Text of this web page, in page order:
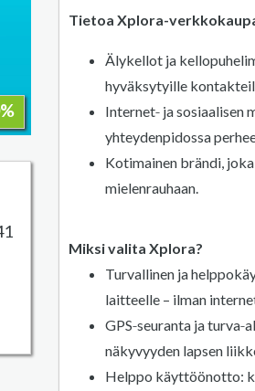
Tietoa Xplora-
Älykellot ja
hyväksytyille
Internet‑ ja sosiaalisen
yhteydenpidossa
Kotimainen brändi,
mielenrauhaan.
Miksi valita Xplora?
Turvallinen ja
laitteelle – ilman
GPS‑seuranta ja
näkyvyyden lapsen
Helppo käyttöönotto: